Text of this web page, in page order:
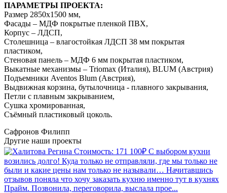
ПАРАМЕТРЫ ПРОЕКТА:
Размер 2850х1500 мм,
Фасады – МДФ покрытые пленкой ПВХ,
Корпус – ЛДСП,
Столешница – влагостойкая ЛДСП 38 мм покрытая
пластиком,
Стеновая панель – МДФ 6 мм покрытая пластиком,
Выкатные механизмы – Triomax (Италия), BLUM (Австрия)
Подъемники Aventos Blum (Австрия),
Выдвижная корзина, бутылочница - плавного закрывания,
Петли с плавным закрыванием,
Сушка хромированная,
Съёмный пластиковый цоколь.
Сафронов Филипп
Другие наши проекты
Стоимость: 171 100₽ С выбором кухни
возились долго! Куда только не отправляли, где мы только не
были и какие цены нам только не называли… Начитавшись
отзывов поняла что хочу заказать кухню именно тут в кухнях
Прайм. Позвонила, переговорила, выслала прое...